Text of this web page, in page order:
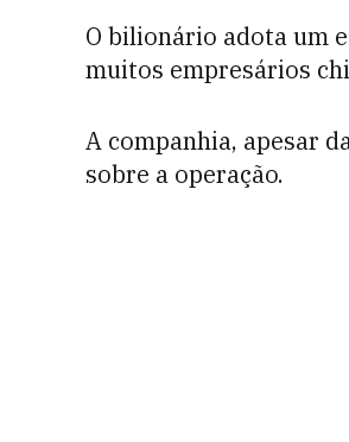
O bilionário adota um
muitos empresários
A companhia, apesar
sobre a operação.